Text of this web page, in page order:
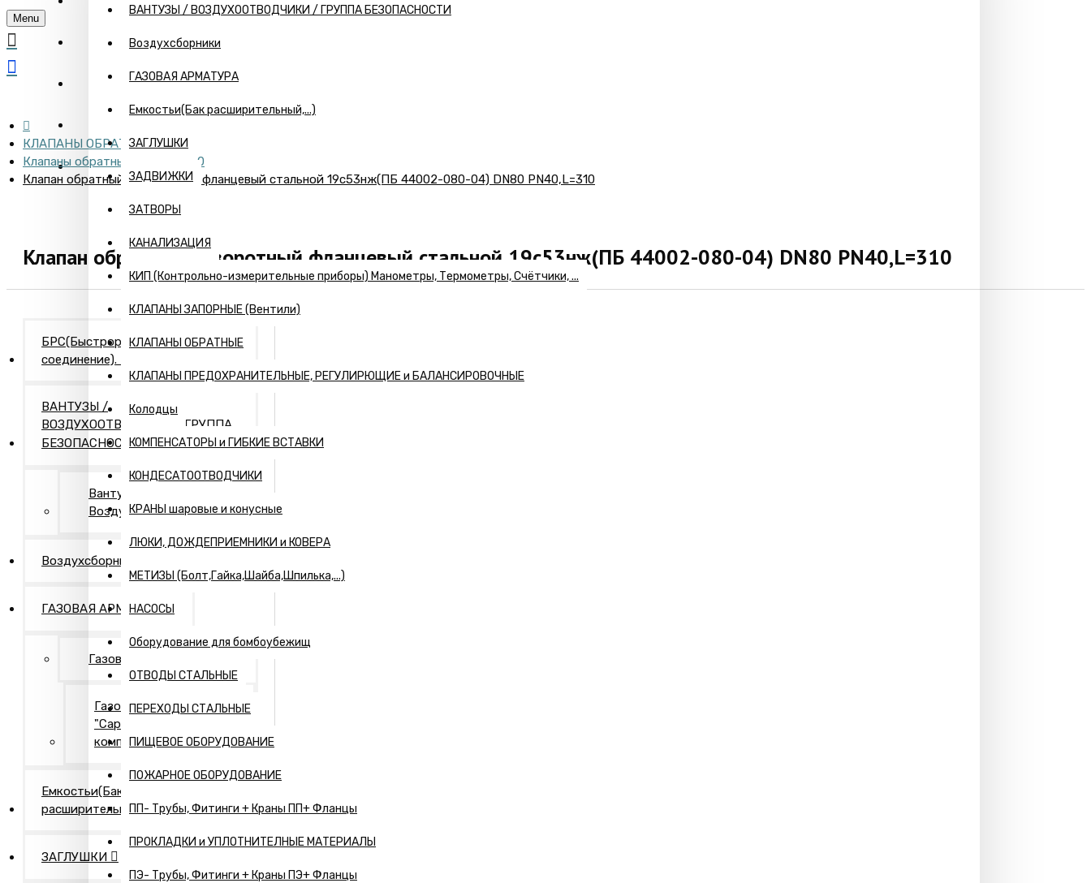
ВАНТУЗЫ / ВОЗДУХООТВОДЧИКИ / ГРУППА БЕЗОПАСНОСТИ
Воздухсборники
ГАЗОВАЯ АРМАТУРА
Емкостьи(Бак расширительный,...)
ЗАГЛУШКИ
ЗАДВИЖКИ
ЗАТВОРЫ
КАНАЛИЗАЦИЯ
КИП (Контрольно-измерительные приборы) Манометры, Термометры, Счётчики, ...
КЛАПАНЫ ЗАПОРНЫЕ (Вентили)
КЛАПАНЫ ОБРАТНЫЕ
КЛАПАНЫ ПРЕДОХРАНИТЕЛЬНЫЕ, РЕГУЛИРЮЩИЕ и БАЛАНСИРОВОЧНЫЕ
Колодцы
КОМПЕНСАТОРЫ и ГИБКИЕ ВСТАВКИ
КОНДЕСАТООТВОДЧИКИ
КРАНЫ шаровые и конусные
ЛЮКИ, ДОЖДЕПРИЕМНИКИ и КОВЕРА
МЕТИЗЫ (Болт,Гайка,Шайба,Шпилька,...)
НАСОСЫ
Оборудование для бомбоубежищ
ОТВОДЫ СТАЛЬНЫЕ
ПЕРЕХОДЫ СТАЛЬНЫЕ
ПИЩЕВОЕ ОБОРУДОВАНИЕ
ПОЖАРНОЕ ОБОРУДОВАНИЕ
ПП- Трубы, Фитинги + Краны ПП+ Фланцы
ПРОКЛАДКИ и УПЛОТНИТЕЛНЫЕ МАТЕРИАЛЫ
ПЭ- Трубы, Фитинги + Краны ПЭ+ Фланцы
О КОМПАНИИ
ИНФОРМАЦИЯ
КОНТАКТЫ
Menu
КЛАПАНЫ ОБРАТНЫЕ
Клапаны обратные ПОБЕДА-30
Клапан обратный поворотный фланцевый стальной 19с53нж(ПБ 44002-080-04) DN80 PN40,L=310
Клапан обратный поворотный фланцевый стальной 19с53нж(ПБ 44002-080-04) DN80 PN40,L=310
БРС(Быстроразъемное
соединение). Камлоки
ВАНТУЗЫ /
ВОЗДУХООТВОДЧИКИ / ГРУППА
БЕЗОПАСНОСТИ
Вантузы и
Воздухоотводчики
Воздухсборники
ГАЗОВАЯ АРМАТУРА
Газовая арматура
Газовая арматура
"Саратовская газовая
компания"
Емкостьи(Бак
расширительный,...)
ЗАГЛУШКИ